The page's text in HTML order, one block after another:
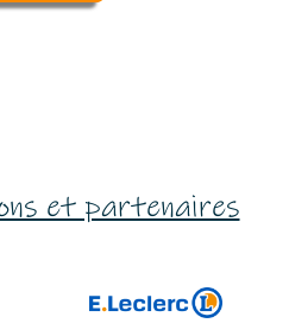
et partenaires